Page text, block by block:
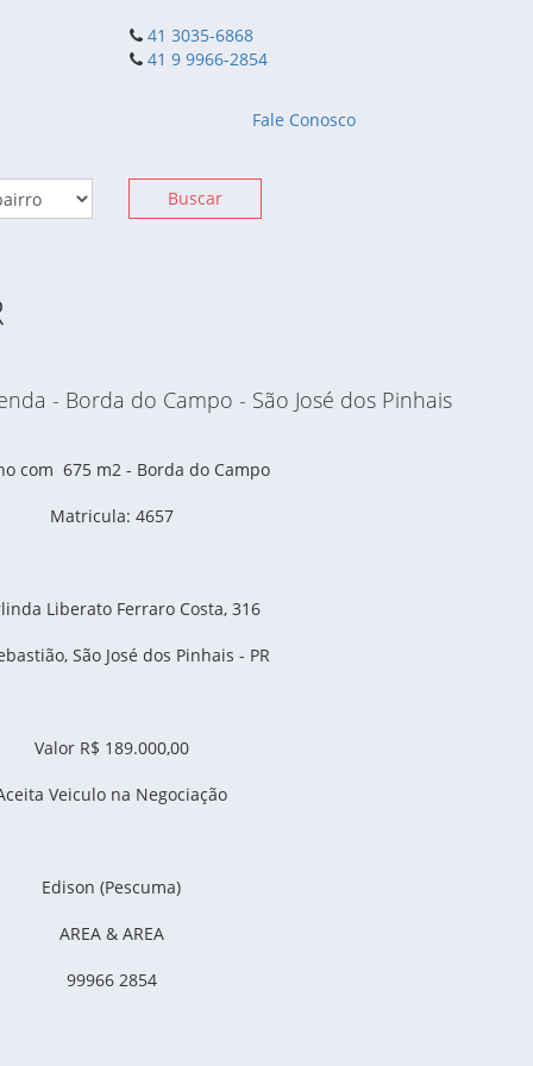
41 3035-6868
41 9 9966-2854
Fale Conosco
Buscar
- Borda do Campo - São José dos Pinhais
com 675 m2 - Borda do Campo
Matricula: 4657
Liberato Ferraro Costa, 316
São José dos Pinhais - PR
Valor R$ 189.000,00
Veiculo na Negociação
Edison (Pescuma)
AREA & AREA
99966 2854